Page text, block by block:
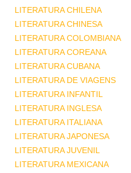
LITERATURA CHILENA
LITERATURA CHINESA
LITERATURA COLOMBIANA
LITERATURA COREANA
LITERATURA CUBANA
LITERATURA DE VIAGENS
LITERATURA INFANTIL
LITERATURA INGLESA
LITERATURA ITALIANA
LITERATURA JAPONESA
LITERATURA JUVENIL
LITERATURA MEXICANA